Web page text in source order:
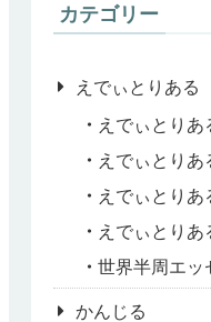
カテゴリー
えでぃとりある
えでぃとり
えでぃとり
えでぃとり
えでぃとりあ
世界半周エッ
かんじる